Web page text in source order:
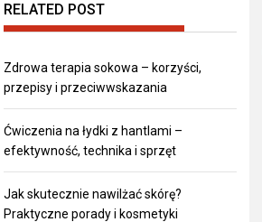
RELATED POST
Zdrowa terapia sokowa – korzyści,
przepisy i przeciwwskazania
Ćwiczenia na łydki z hantlami –
efektywność, technika i sprzęt
Jak skutecznie nawilżać skórę?
Praktyczne porady i kosmetyki